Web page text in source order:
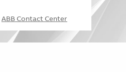
ABB Contact Center